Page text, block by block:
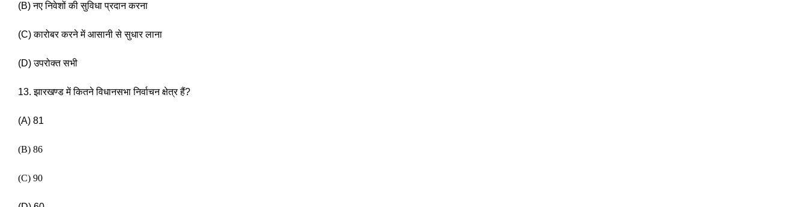
(B) नए निवेशों की सुविधा प्रदान करना
(C) कारोबर करने में आसानी से सुधार लाना
(D) उपरोक्त सभी
13. झारखण्ड में कितने विधानसभा निर्वाचन क्षेत्र हैं?
(A) 81
(B) 86
(C) 90